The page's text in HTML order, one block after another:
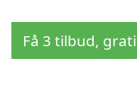
Få 3 tilbud,